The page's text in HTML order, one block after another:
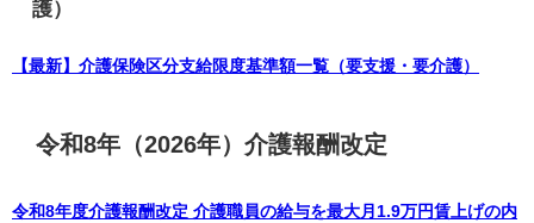
護）
【最新】介護保険区分支給限度基準額一覧（要支援・要介護）
令和8年（2026年）介護報酬改定
令和8年度介護報酬改定 介護職員の給与を最大月1.9万円賃上げの内